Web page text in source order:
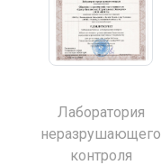
Лаборатория
неразрушающего
контроля